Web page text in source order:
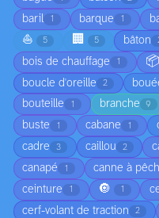
baril 1 barque 1
⛵ 5 🏢 5 bâton
bois de chauffage 1 📦
boucle d'oreille 2
bouteille 1 branche 9
buste 1 cabane 1
cadre 3 caillou 2
canapé 1 canne à
ceinture 1 🔘 1
cerf-volant de traction 2